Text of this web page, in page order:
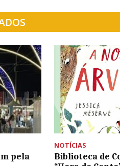
pela
NOTÍCIAS
Biblioteca de